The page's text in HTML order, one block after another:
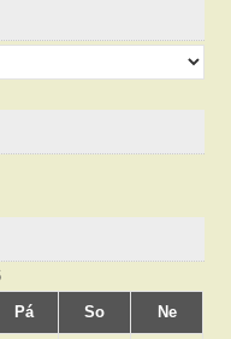
Pá So Ne